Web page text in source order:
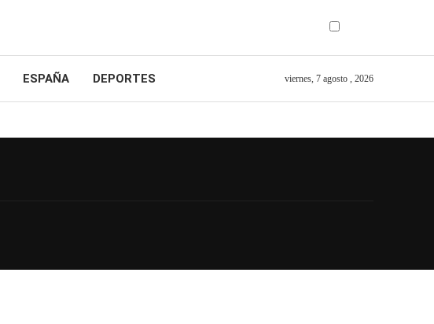
ESPAÑA DEPORTES viernes, 7 agosto , 2026